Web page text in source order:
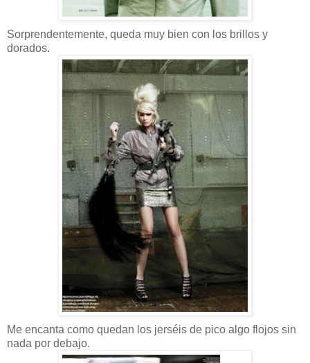
Sorprendentemente, queda muy bien con los brillos y
dorados.
Me encanta como quedan los jerséis de pico algo flojos sin
nada por debajo.